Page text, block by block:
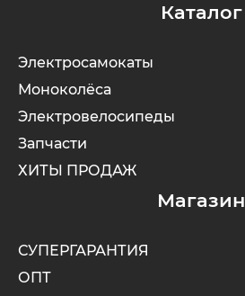
Каталог
Электросамокаты
Моноколёса
Электровелосипеды
Запчасти
ХИТЫ ПРОДАЖ
Магазин
СУПЕРГАРАНТИЯ
ОПТ